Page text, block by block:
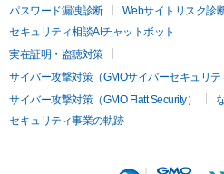
パスワード漏洩診断
Webサイトリスク診
セキュリティ相談AIチャットボット
実在証明・盗聴対策
サイバー攻撃対策（GMOサイバーセキュリテ
サイバー攻撃対策（GMO Flatt Security）
セキュリティ事業の軌跡